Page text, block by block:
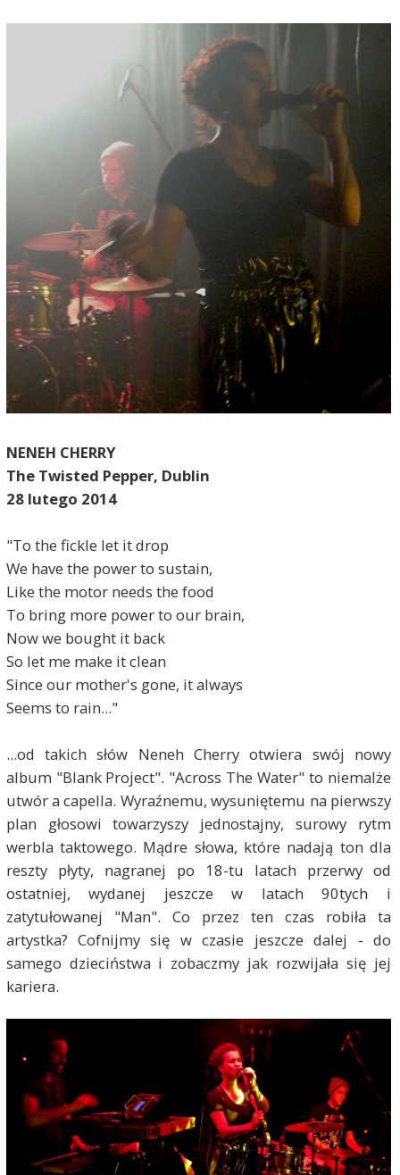
NENEH CHERRY
The Twisted Pepper, Dublin
28 lutego 2014
"To the fickle let it drop
We have the power to sustain,
Like the motor needs the food
To bring more power to our brain,
Now we bought it back
So let me make it clean
Since our mother's gone, it always
Seems to rain..."
...od takich słów Neneh Cherry otwiera swój nowy
album "Blank Project". "Across The Water" to niemalże
utwór a capella. Wyraźnemu, wysuniętemu na pierwszy
plan głosowi towarzyszy jednostajny, surowy rytm
werbla taktowego. Mądre słowa, które nadają ton dla
reszty płyty, nagranej po 18-tu latach przerwy od
ostatniej, wydanej jeszcze w latach 90tych i
zatytułowanej "Man". Co przez ten czas robiła ta
artystka? Cofnijmy się w czasie jeszcze dalej - do
samego dzieciństwa i zobaczmy jak rozwijała się jej
kariera.